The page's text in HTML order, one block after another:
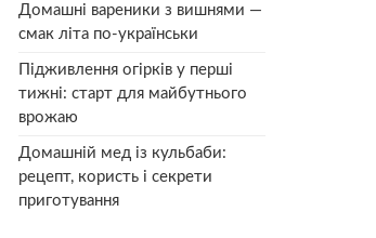
Домашні вареники з вишнями —
смак літа по-українськи
Підживлення огірків у перші
тижні: старт для майбутнього
врожаю
Домашній мед із кульбаби:
рецепт, користь і секрети
приготування